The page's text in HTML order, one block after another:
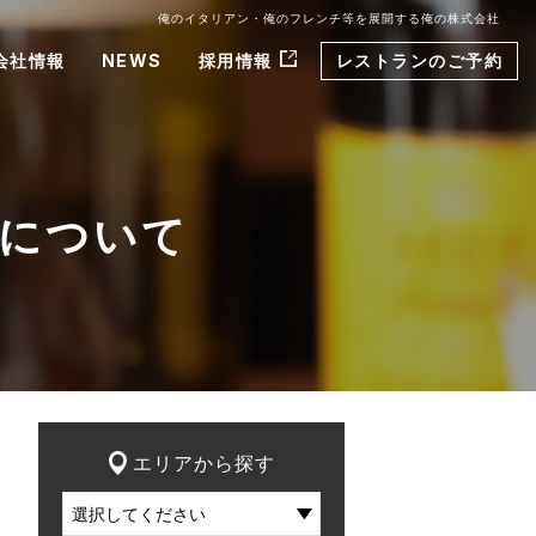
俺のイタリアン・俺のフレンチ等を展開する俺の株式会社
社情報 NEWS 採用情報 レストランのご予約
ついて
エリアから探す